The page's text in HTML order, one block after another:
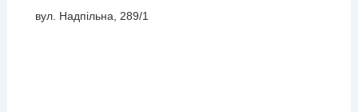
вул. Надпільна, 289/1